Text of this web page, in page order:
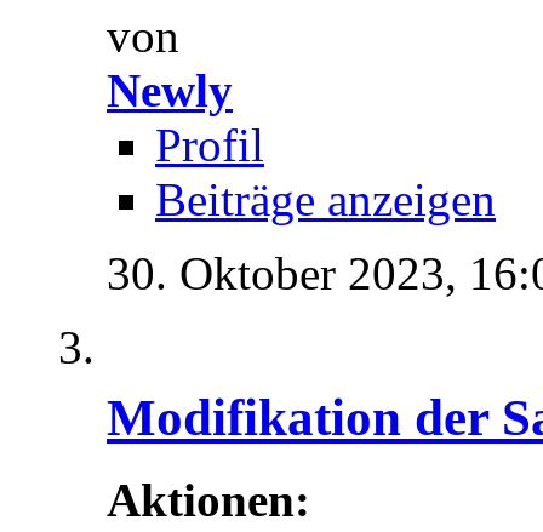
von
Newly
Profil
Beiträge anzeigen
30. Oktober 2023,
Modifikation der
Aktionen: